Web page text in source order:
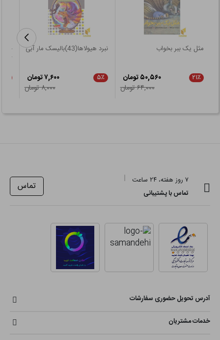
مثل یک ببر بخواب
۲۱٪
۵۰,۵۶۰ تومان
۶۴,۰۰۰ تومان
نبرد هیولاها(43)بالیسک مار آبی
۵٪
۷,۶۰۰ تومان
۸,۰۰۰ تومان
حرف
۷ روز هفته، ۲۴ ساعت
تماس با پشتیبانی
تماس
آدرس تحویل حضوری سفارشات
خدمات مشتریان